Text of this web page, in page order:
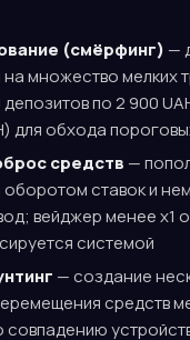
(смёрфинг) —
множество мелких
по 2 900
для обхода
средств —
ставок и
вейджер менее x1
системой
— создание
средств
совпадению